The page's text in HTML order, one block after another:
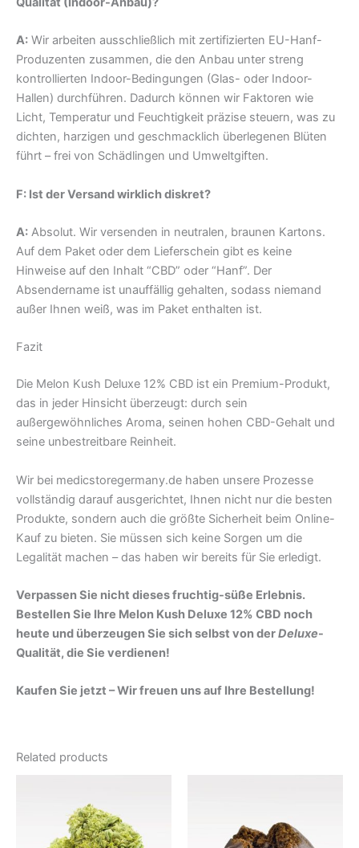
A: Wir arbeiten ausschließlich mit zertifizierten EU-Hanf-
Produzenten zusammen, die den Anbau unter streng
kontrollierten Indoor-Bedingungen (Glas- oder Indoor-
Hallen) durchführen. Dadurch können wir Faktoren wie
Licht, Temperatur und Feuchtigkeit präzise steuern, was zu
dichten, harzigen und geschmacklich überlegenen Blüten
führt – frei von Schädlingen und Umweltgiften.
F: Ist der Versand wirklich diskret?
A: Absolut. Wir versenden in neutralen, braunen Kartons.
Auf dem Paket oder dem Lieferschein gibt es keine
Hinweise auf den Inhalt “CBD” oder “Hanf”. Der
Absendername ist unauffällig gehalten, sodass niemand
außer Ihnen weiß, was im Paket enthalten ist.
Fazit
Die Melon Kush Deluxe 12% CBD ist ein Premium-Produkt,
das in jeder Hinsicht überzeugt: durch sein
außergewöhnliches Aroma, seinen hohen CBD-Gehalt und
seine unbestreitbare Reinheit.
Wir bei medicstoregermany.de haben unsere Prozesse
vollständig darauf ausgerichtet, Ihnen nicht nur die besten
Produkte, sondern auch die größte Sicherheit beim Online-
Kauf zu bieten. Sie müssen sich keine Sorgen um die
Legalität machen – das haben wir bereits für Sie erledigt.
Verpassen Sie nicht dieses fruchtig-süße Erlebnis.
Bestellen Sie Ihre Melon Kush Deluxe 12% CBD noch
heute und überzeugen Sie sich selbst von derDeluxe-
Qualität, die Sie verdienen!
Kaufen Sie jetzt – Wir freuen uns auf Ihre Bestellung!
Related products